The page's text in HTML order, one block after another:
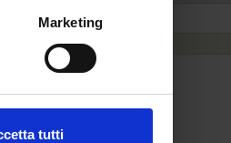
Marketing
tutti